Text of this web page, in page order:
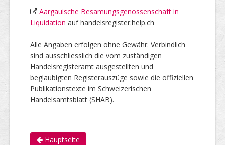
Aargauische Besamungsgenossenschaft in
Liquidationauf handelsregister.help.ch
Alle Angaben erfolgen ohne Gewähr. Verbindlich
sind ausschliesslich die vom zuständigen
Handelsregisteramt ausgestellten und
beglaubigten Registerauszüge sowie die offiziellen
Publikationstexte im Schweizerischen
Handelsamtsblatt (SHAB).
Hauptseite